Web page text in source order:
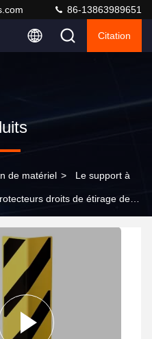
86-13863989651
Citation
de matériel > Le support à
droits de étirage de